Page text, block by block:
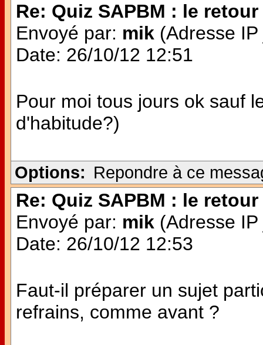
Re: Quiz SAPBM : le retour
Envoyé par: mik (Adresse
Date: 26/10/12 12:51
Pour moi tous jours ok sauf
d'habitude?)
Options: Repondre à ce
Re: Quiz SAPBM : le retour
Envoyé par: mik (Adresse
Date: 26/10/12 12:53
Faut-il préparer un sujet
refrains, comme avant ?